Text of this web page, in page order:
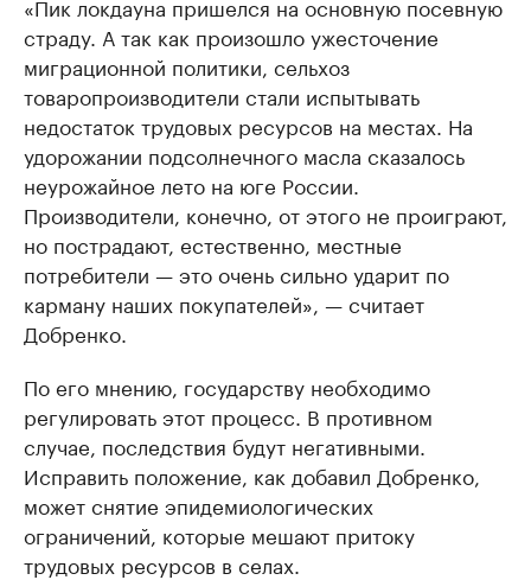
страду. А так как произошло ужесточение
миграционной политики, сельхоз
товаропроизводители стали испытывать
недостаток трудовых ресурсов на местах. На
удорожании подсолнечного масла сказалось
неурожайное лето на юге России.
Производители, конечно, от этого не проиграют,
но пострадают, естественно, местные
потребители — это очень сильно ударит по
карману наших покупателей», — считает
Добренко.
По его мнению, государству необходимо
регулировать этот процесс. В противном
случае, последствия будут негативными.
Исправить положение, как добавил Добренко,
может снятие эпидемиологических
ограничений, которые мешают притоку
трудовых ресурсов в селах.